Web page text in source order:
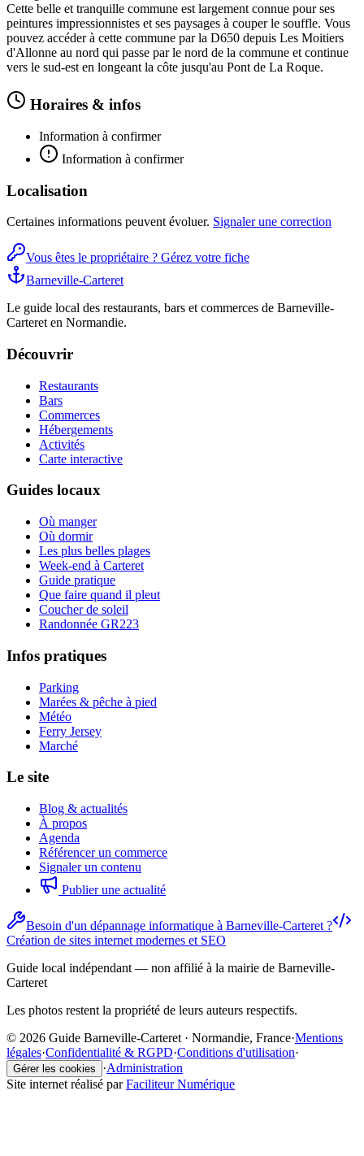
Cette belle et tranquille commune est largement connue pour ses
peintures impressionnistes et ses paysages à couper le souffle. Vous
pouvez accéder à cette commune par la D650 depuis Les Moitiers
d'Allonne au nord qui passe par le nord de la commune et continue
vers le sud-est en longeant la côte jusqu'au Pont de La Roque.
Horaires & infos
Information à confirmer
Information à confirmer
Localisation
Certaines informations peuvent évoluer. Signaler une correction
Vous êtes le propriétaire ? Gérez votre fiche
Barneville-Carteret
Le guide local des restaurants, bars et commerces de Barneville-
Carteret en Normandie.
Découvrir
Restaurants
Bars
Commerces
Hébergements
Activités
Carte interactive
Guides locaux
Où manger
Où dormir
Les plus belles plages
Week-end à Carteret
Guide pratique
Que faire quand il pleut
Coucher de soleil
Randonnée GR223
Infos pratiques
Parking
Marées & pêche à pied
Météo
Ferry Jersey
Marché
Le site
Blog & actualités
À propos
Agenda
Référencer un commerce
Signaler un contenu
Publier une actualité
Besoin d'un dépannage informatique à Barneville-Carteret ?
Création de sites internet modernes et SEO
Guide local indépendant — non affilié à la mairie de Barneville-
Carteret
Les photos restent la propriété de leurs auteurs respectifs.
© 2026 Guide Barneville-Carteret · Normandie, France·Mentions
légales·Confidentialité & RGPD·Conditions d'utilisation·
Gérer les cookies ·Administration
Site internet réalisé par Faciliteur Numérique